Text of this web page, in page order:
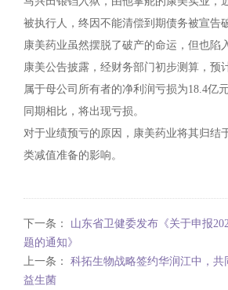
被执行人，终因不能清偿到期债务被宣告
康美药业虽然摆脱了破产的命运，但也陷
康美公告披露，经财务部门初步测算，预
属于母公司所有者的净利润亏损为18.4亿
同期相比，将出现亏损。
对于业绩预亏的原因，康美药业将其归结
类减值准备的影响。
下一条： 山东省卫健委发布《关于申报
题的通知》
上一条： 科拓生物战略签约华润江中，共
益生菌